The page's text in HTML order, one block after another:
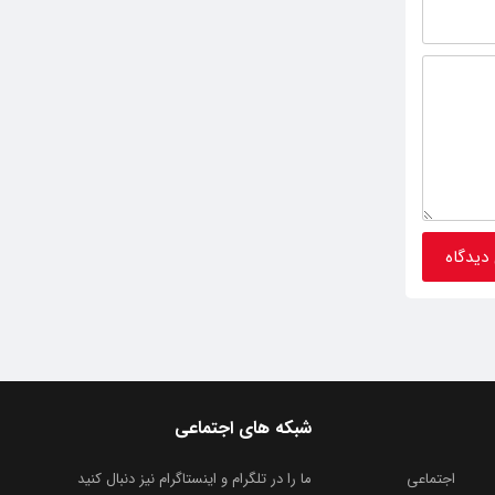
شبکه های اجتماعی
ما را در تلگرام و اینستاگرام نیز دنبال کنید اجتماعی